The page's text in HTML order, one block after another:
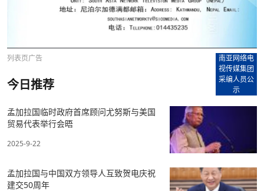
列表页广告
南亚网络电
视传媒集团
采编人员公
示
今日推荐
孟加拉国临时政府首席顾问尤努斯与美国
贸易代表举行会晤
2025-9-22
孟加拉国与中国双方领导人互致贺电庆祝
建交50周年